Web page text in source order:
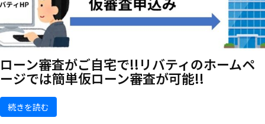
ローン審査がご自宅で!!リバティのホームペ
ージでは簡単仮ローン審査が可能!!
続きを読む